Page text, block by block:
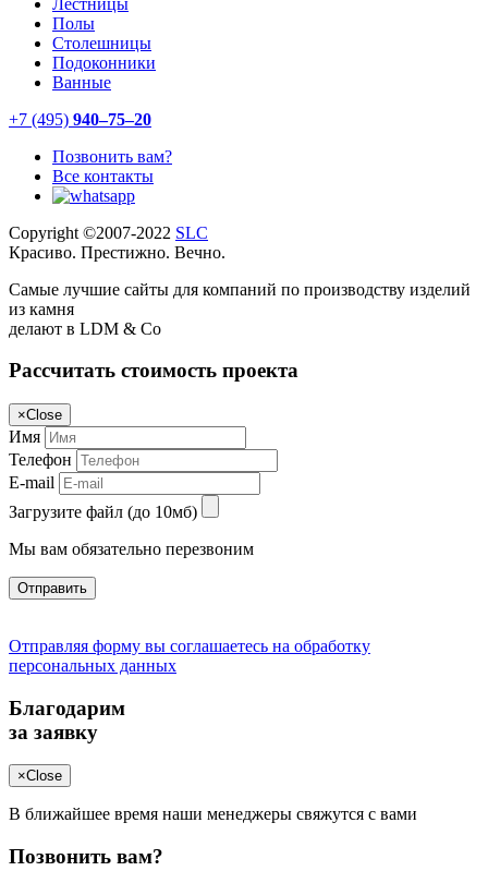
Полы
Столешницы
Подоконники
Ванные
+7 (495) 940–75–20
Позвонить вам?
Все контакты
Copyright ©2007-2022 SLC
Красиво. Престижно. Вечно.
Самые лучшие сайты для компаний по производству изделий
из камня
делают в LDM & Co
Рассчитать стоимость проекта
×Close
Имя
Телефон
E-mail
Загрузите файл (до 10мб)
Мы вам обязательно перезвоним
Отправить
Отправляя форму вы соглашаетесь на обработку
персональных данных
Благодарим
за заявку
×Close
В ближайшее время наши менеджеры свяжутся с вами
Позвонить вам?